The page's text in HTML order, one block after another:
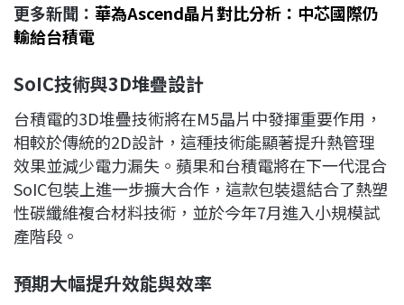
更多新聞： 華為Ascend晶片對比分析：中芯國際仍
輸給台積電
SoIC技術與3D堆疊設計
台積電的3D堆疊技術將在M5晶片中發揮重要作用，
相較於傳統的2D設計，這種技術能顯著提升熱管理
效果並減少電力漏失。蘋果和台積電將在下一代混合
SoIC包裝上進一步擴大合作，這款包裝還結合了熱塑
性碳纖維複合材料技術，並於今年7月進入小規模試
產階段。
預期大幅提升效能與效率